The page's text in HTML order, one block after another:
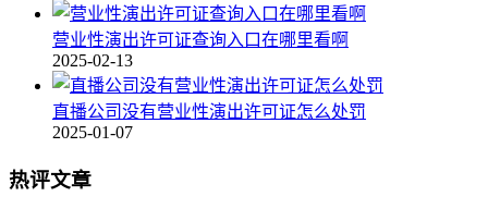
营业性演出许可证查询入口在哪里看啊
2025-02-13
直播公司没有营业性演出许可证怎么处罚
2025-01-07
热评文章